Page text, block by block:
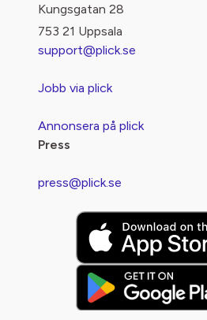
Kungsgatan 28
753 21 Uppsala
support@plick.se
Jobb via plick
Annonsera på plick
Press
press@plick.se